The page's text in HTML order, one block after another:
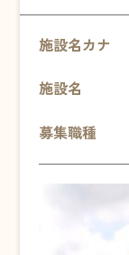
施設名カナ
施設名
募集職種